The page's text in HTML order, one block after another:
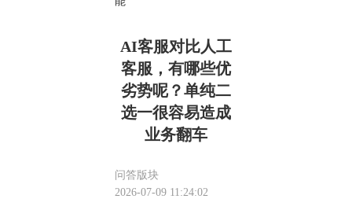
AI客服对比人工
客服，有哪些优
劣势呢？单纯二
选一很容易造成
业务翻车
问答版块
2026-07-09 11:24:02